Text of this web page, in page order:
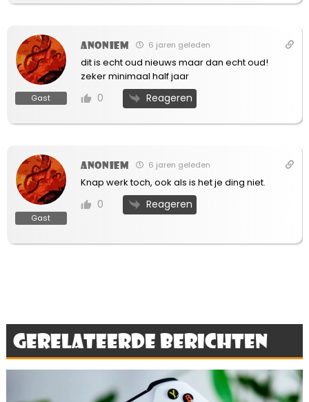
Gast
Anoniem 6 jaren geleden
dit is echt oud nieuws maar dan echt oud!
zeker minimaal half jaar
0 Reageren
Gast
Anoniem 6 jaren geleden
Knap werk toch, ook als is het je ding niet.
0 Reageren
Gerelateerde berichten